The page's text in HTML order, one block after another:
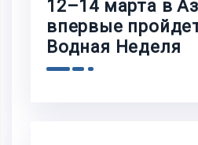
12–14 марта в
впервые
Водная Неделя